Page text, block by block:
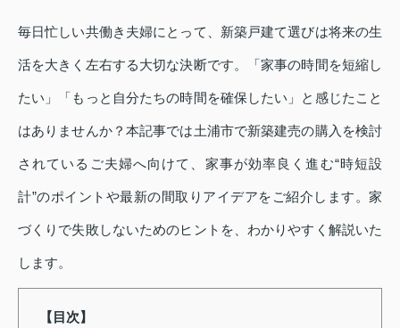
毎日忙しい共働き夫婦にとって、新築戸建て選びは将来の生
活を大きく左右する大切な決断です。「家事の時間を短縮し
たい」「もっと自分たちの時間を確保したい」と感じたこと
はありませんか？本記事では土浦市で新築建売の購入を検討
されているご夫婦へ向けて、家事が効率良く進む“時短設
計”のポイントや最新の間取りアイデアをご紹介します。家
づくりで失敗しないためのヒントを、わかりやすく解説いた
します。
【目次】